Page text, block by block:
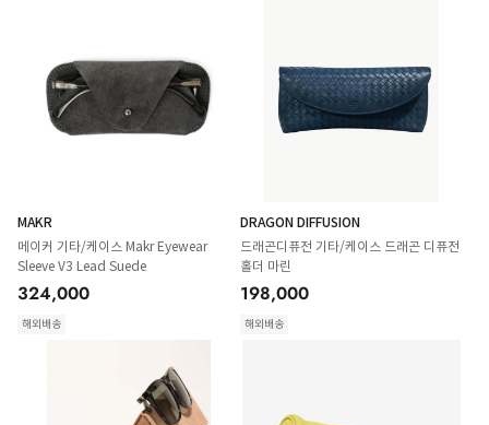
MAKR
메이커 기타/케이스 Makr Eyewear
Sleeve V3 Lead Suede
324,000
해외배송
DRAGON DIFFUSION
드래곤디퓨전 기타/케이스 드래곤 디퓨전
홀더 마린
198,000
해외배송